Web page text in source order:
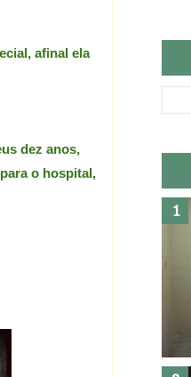
afinal ela
dez anos,
o hospital,